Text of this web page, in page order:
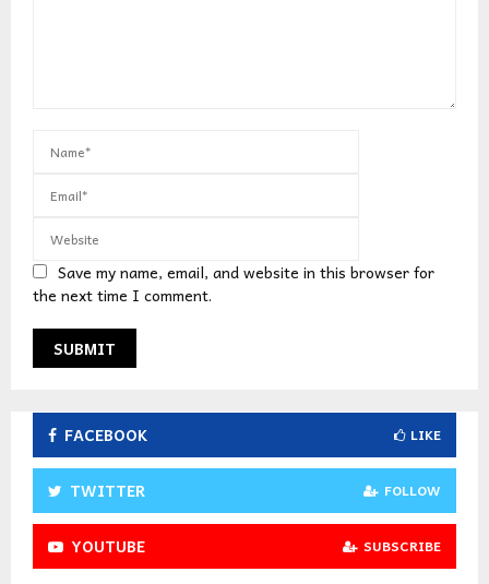
Save my name, email, and website in this browser for
the next time I comment.
FACEBOOK LIKE
TWITTER FOLLOW
YOUTUBE SUBSCRIBE